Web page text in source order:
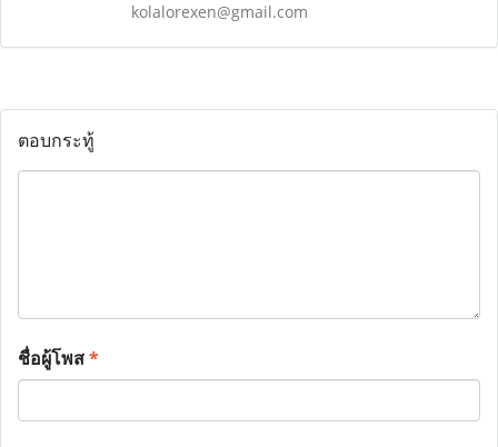
kolalorexen@gmail.com
ตอบกระทู้
ชื่อผู้โพส*